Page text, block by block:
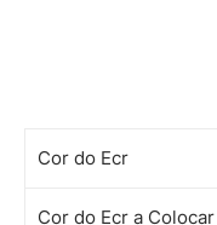
Cor do Ecr
Cor do Ecr a Colocar